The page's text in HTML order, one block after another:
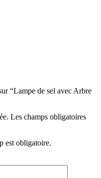
“Lampe de sel avec Arbre
Les champs obligatoires
est obligatoire.